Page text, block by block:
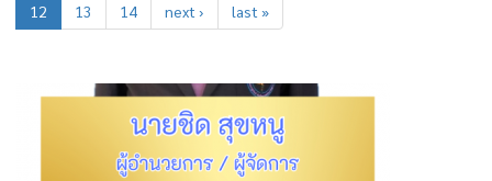
12
13 14 next › last »